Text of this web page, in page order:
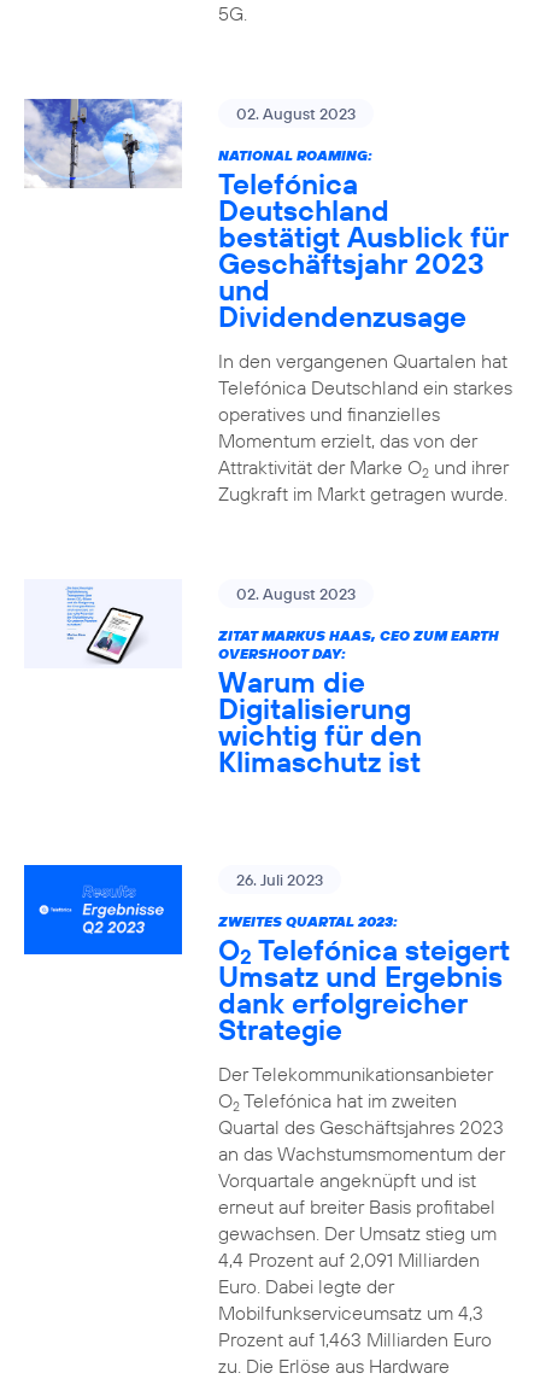
5G.
02. August 2023
NATIONAL ROAMING:
Telefónica
Deutschland
bestätigt Ausblick für
Geschäftsjahr 2023
und
Dividendenzusage
In den vergangenen Quartalen hat
Telefónica Deutschland ein starkes
operatives und finanzielles
Momentum erzielt, das von der
Attraktivität der Marke O2und ihrer
Zugkraft im Markt getragen wurde.
02. August 2023
ZITAT MARKUS HAAS, CEO ZUM EARTH
OVERSHOOT DAY:
Warum die
Digitalisierung
wichtig für den
Klimaschutz ist
26. Juli 2023
ZWEITES QUARTAL 2023:
O2 Telefónica steigert
Umsatz und Ergebnis
dank erfolgreicher
Strategie
Der Telekommunikationsanbieter
O2Telefónica hat im zweiten
Quartal des Geschäftsjahres 2023
an das Wachstumsmomentum der
Vorquartale angeknüpft und ist
erneut auf breiter Basis profitabel
gewachsen. Der Umsatz stieg um
4,4 Prozent auf 2,091 Milliarden
Euro. Dabei legte der
Mobilfunkserviceumsatz um 4,3
Prozent auf 1,463 Milliarden Euro
zu. Die Erlöse aus Hardware